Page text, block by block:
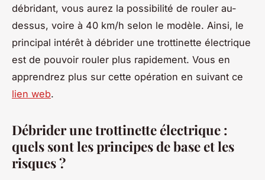
débridant, vous aurez la possibilité de rouler au-
dessus, voire à 40 km/h selon le modèle. Ainsi, le
principal intérêt à débrider une trottinette électrique
est de pouvoir rouler plus rapidement. Vous en
apprendrez plus sur cette opération en suivant ce
lien web.
Débrider une trottinette électrique :
quels sont les principes de base et les
risques ?